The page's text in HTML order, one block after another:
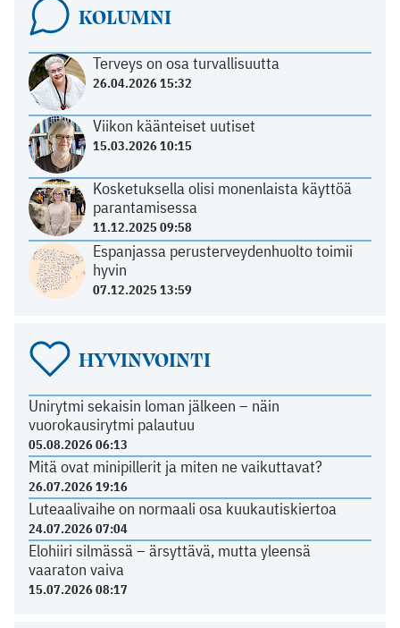
KOLUMNI
Terveys on osa turvallisuutta
26.04.2026 15:32
Viikon käänteiset uutiset
15.03.2026 10:15
Kosketuksella olisi monenlaista käyttöä
parantamisessa
11.12.2025 09:58
Espanjassa perusterveydenhuolto toimii
hyvin
07.12.2025 13:59
HYVINVOINTI
Unirytmi sekaisin loman jälkeen – näin
vuorokausirytmi palautuu
05.08.2026 06:13
Mitä ovat minipillerit ja miten ne vaikuttavat?
26.07.2026 19:16
Luteaalivaihe on normaali osa kuukautiskiertoa
24.07.2026 07:04
Elohiiri silmässä – ärsyttävä, mutta yleensä
vaaraton vaiva
15.07.2026 08:17